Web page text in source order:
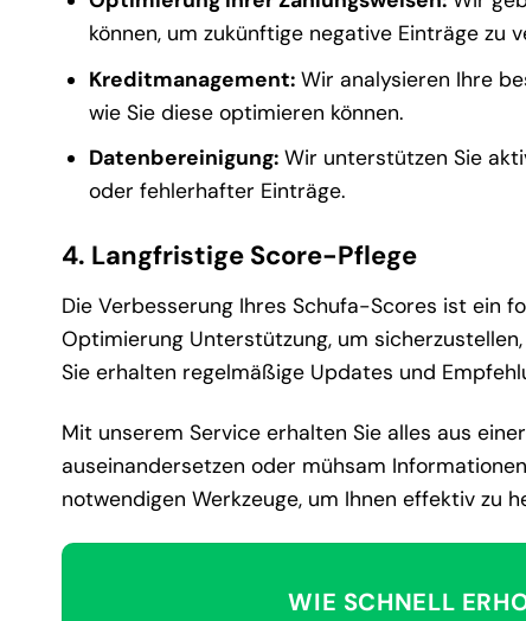
können, um zukünftige negative Einträge zu
Kreditmanagement:Wir analysieren Ihre
wie Sie diese optimieren können.
Datenbereinigung:Wir unterstützen Sie
oder fehlerhafter Einträge.
4. Langfristige Score-Pflege
Die Verbesserung Ihres Schufa-Scores ist ein
Optimierung Unterstützung, um
Sie erhalten regelmäßige Updates und
Mit unserem Service erhalten Sie alles aus
auseinandersetzen oder mühsam
notwendigen Werkzeuge, um Ihnen effektiv zu
WIE SCHNELL